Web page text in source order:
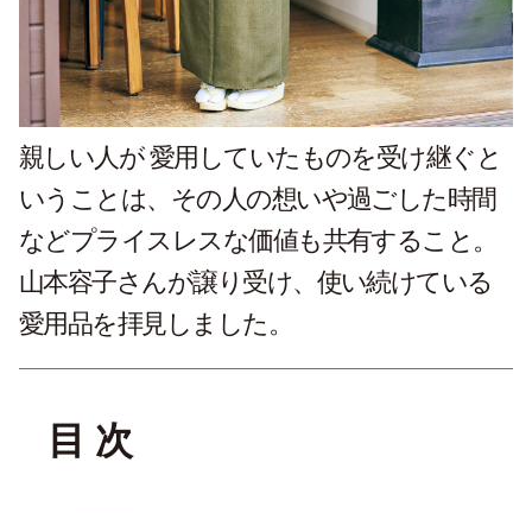
親しい人が 愛用していたものを受け継ぐと
いうことは、その人の想いや過ごした時間
などプライスレスな価値も共有すること。
山本容子さんが譲り受け、使い続けている
愛用品を拝見しました。
目 次